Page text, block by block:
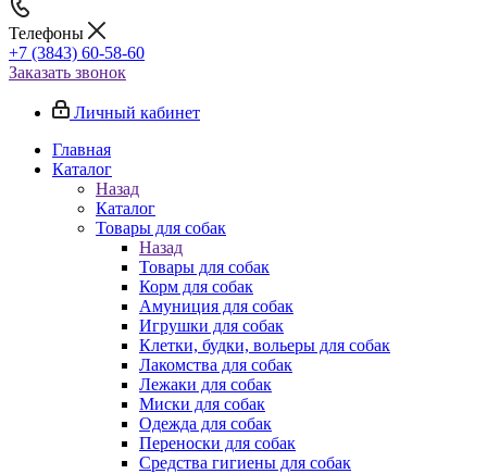
Телефоны
+7 (3843) 60-58-60
Заказать звонок
Личный кабинет
Главная
Каталог
Назад
Каталог
Товары для собак
Назад
Товары для собак
Корм для собак
Амуниция для собак
Игрушки для собак
Клетки, будки, вольеры для собак
Лакомства для собак
Лежаки для собак
Миски для собак
Одежда для собак
Переноски для собак
Средства гигиены для собак